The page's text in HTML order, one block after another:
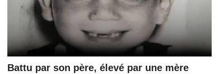
Battu par son père, élevé par une mère